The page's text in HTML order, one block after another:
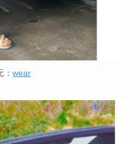
：wear